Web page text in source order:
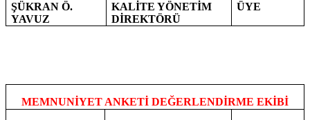
ŞÜKRAN Ö.
YAVUZ
KALİTE YÖNETİM
DİREKTÖRÜ
ÜYE
MEMNUNİYET ANKETİ DEĞERLENDİRME EKİBİ